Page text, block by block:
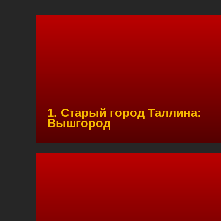
1. Старый город Таллина:
Вышгород